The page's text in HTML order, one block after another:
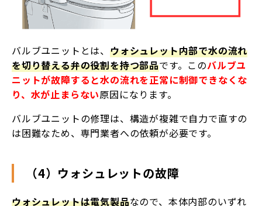
バルブユニットとは、 ウォシュレット内部で水の流れ
を切り替える弁の役割を持つ部品です。このバルブユ
ニットが故障すると水の流れを正常に制御できなくな
り、水が止まらない原因になります。
バルブユニットの修理は、構造が複雑で自力で直すの
は困難なため、専門業者への依頼が必要です。
（4）ウォシュレットの故障
ウォシュレットは電気製品なので、本体内部のいずれ